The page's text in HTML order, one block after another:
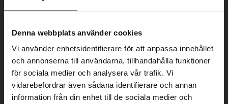
Denna webbplats använder cookies
Vi använder enhetsidentifierare för att anpassa innehållet
och annonserna till användarna, tillhandahålla funktioner
för sociala medier och analysera vår trafik. Vi
vidarebefordrar även sådana identifierare och annan
information från din enhet till de sociala medier och
Med finansiering
Liknande artiklar
Preferred language
We have detected that your browser
Swedish. To better service our friends
abroad we have an English language
site (kvdcars.com) that contains all the
same vehicles and services.